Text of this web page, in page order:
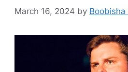
March 16, 2024 by Boobisha